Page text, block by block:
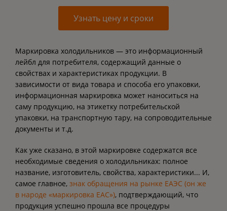
Узнать цену и сроки
Маркировка холодильников — это информационный
лейбл для потребителя, содержащий данные о
свойствах и характеристиках продукции. В
зависимости от вида товара и способа его упаковки,
информационная маркировка может наноситься на
саму продукцию, на этикетку потребительской
упаковки, на транспортную тару, на сопроводительные
документы и т.д.
Как уже сказано, в этой маркировке содержатся все
необходимые сведения о холодильниках: полное
название, изготовитель, свойства, характеристики... И,
самое главное, знак обращения на рынке ЕАЭС (он же
в народе «маркировка ЕАС»), подтверждающий, что
продукция успешно прошла все процедуры